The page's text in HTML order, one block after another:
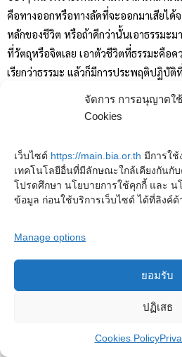
จัดการ การอนุญาตใ
Cookies
เว็บไซต์ https://main.bia.or.th มีการใช้
เทคโนโลยีอื่นที่มีลักษณะใกล้เคียงกันกับ
โปรดศึกษา นโยบายการใช้คุกกี้ และ น
ข้อมูล ก่อนใช้บริการเว็บไซต์ ได้ที่ลิงค์ด้
Manage options
ยอมรับ
ปฏิเสธ
Cookies Policy
คือทางออกหรือทางลัดที่จะออกมาเสียได้
หลักของชีวิต หรือถ้าดีกว่านั้นเอาธรรมะ
ที่วัตถุหรือจิตเลย เอาตัวชีวิตที่ธรรมะคือ
เรียกว่าธรรมะ แล้วก็มีการประพฤติปฏิบัติ
แก่นแท้ของธรรมะ: หน้าที่ตา
คำว่าธรรมะๆนี้มีความหมายที่ดีที่สุดที่ควร
คือระบบการปฏิบัติที่ถูกต้องแก่ความเป็
วิวัฒนาการทั้งเพื่อตนเองและเพื่อผู้อื่น นั่
รู้จักตัวธรรมชาติ รู้จักตัวกฎของธรรมชาติ
ธรรมชาติ แล้วก็รู้จักผลอันเกิดมาจากป
รู้ รู้ธรรมชาติ รู้กฎของธรรมชาติ รู้จักหน้
นั่นแหละคือตัวธรรมะ ที่มีความหมายจำเ
ความหมายอย่างอื่น รู้จักหน้าที่ที่จะต้องป